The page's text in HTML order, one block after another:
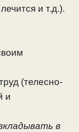
и т.д.).
(телесно-
и
в